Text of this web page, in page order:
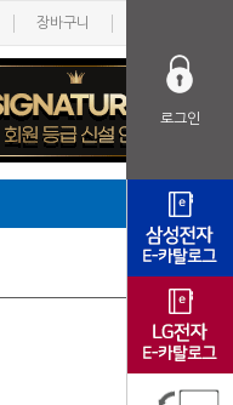
장바구니
로그인